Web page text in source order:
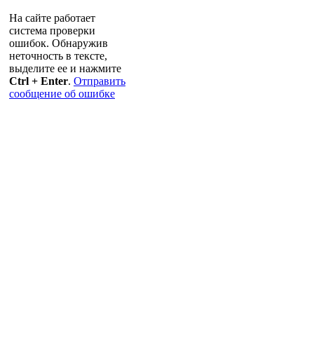
На сайте работает
система проверки
ошибок. Обнаружив
неточность в тексте,
выделите ее и нажмите
Ctrl + Enter. Отправить
сообщение об ошибке